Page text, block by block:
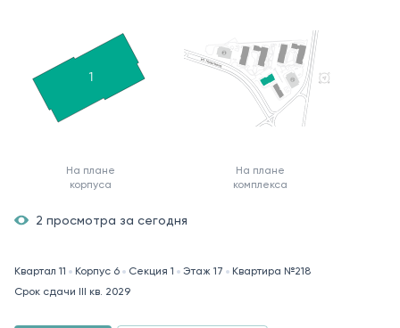
На плане
корпуса
На плане
комплекса
2 просмотра за сегодня
Квартал 11 Корпус 6 Секция 1 Этаж 17
Квартира №218
Срок сдачи III кв. 2029